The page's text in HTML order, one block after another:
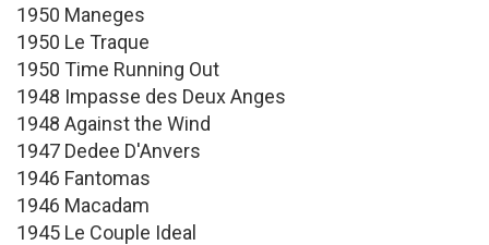
1950 Maneges
1950 Le Traque
1950 Time Running Out
1948 Impasse des Deux Anges
1948 Against the Wind
1947 Dedee D'Anvers
1946 Fantomas
1946 Macadam
1945 Le Couple Ideal